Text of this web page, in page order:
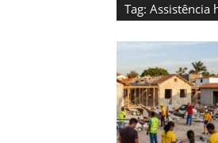
Tag: